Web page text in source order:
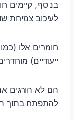
בנוסף, קיימים
לעיכוב צמיחת
חומרים אלו
ייעודיים)
הם לא הורגים
להתפתח בתוך